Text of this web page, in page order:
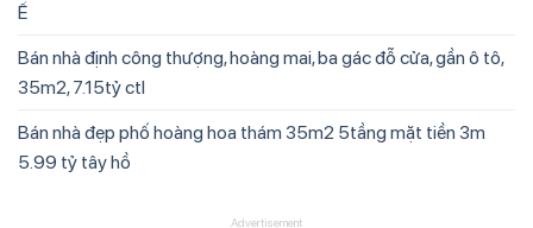
Ế
Bán nhà định công thượng, hoàng mai, ba gác đỗ cửa, gần ô tô,
35m2, 7.15tỷ ctl
Bán nhà đẹp phố hoàng hoa thám 35m2 5tầng mặt tiền 3m
5.99 tỷ tây hồ
Advertisement